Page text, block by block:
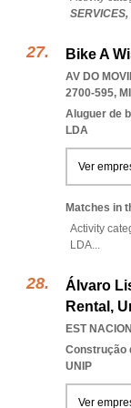
SERVICES,
Bike A
AV DO
2700-595,
Aluguer de
LDA
Ver
Matches in
Activity
LDA...
Álvaro
Rental,
EST
Construção
UNIP
Ver